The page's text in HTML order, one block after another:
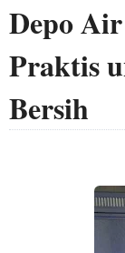
Depo
Praktis
Bersih